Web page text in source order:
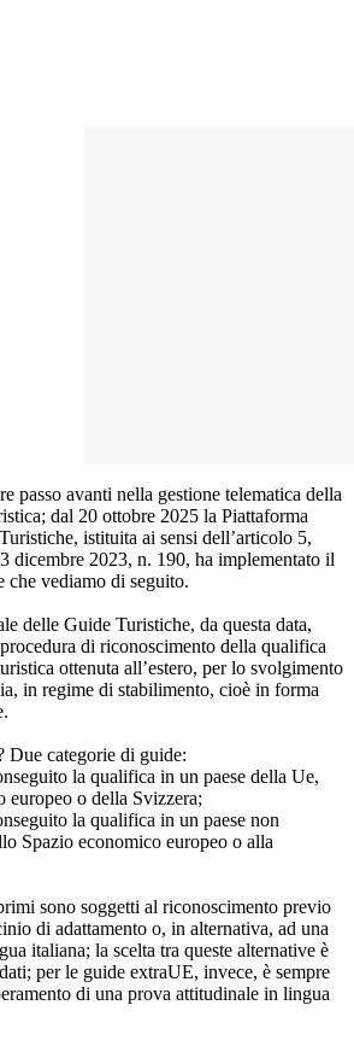
passo avanti nella gestione telematica della
dal 20 ottobre 2025 la Piattaforma
istituita ai sensi dell’articolo 5,
dicembre 2023, n. 190, ha implementato il
che vediamo di seguito.
delle Guide Turistiche, da questa data,
di riconoscimento della qualifica
ottenuta all’estero, per lo svolgimento
in regime di stabilimento, cioè in forma
Due categorie di guide:
la qualifica in un paese della Ue,
europeo o della Svizzera;
la qualifica in un paese non
Spazio economico europeo o alla
sono soggetti al riconoscimento previo
di adattamento o, in alternativa, ad una
italiana; la scelta tra queste alternative è
per le guide extraUE, invece, è sempre
di una prova attitudinale in lingua